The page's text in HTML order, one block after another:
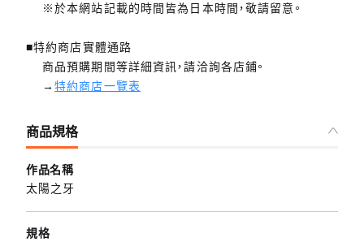
※於本網站記載的時間皆為日本時間，敬請留意。
■特約商店實體通路
商品預購期間等詳細資訊，請洽詢各店鋪。
→特約商店一覽表
商品規格
作品名稱
太陽之牙
規格